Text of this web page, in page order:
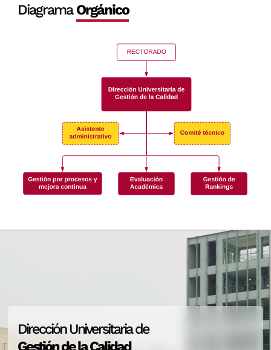
DiagramaOrgánico
Dirección Universitaria de
Gestión de la Calidad